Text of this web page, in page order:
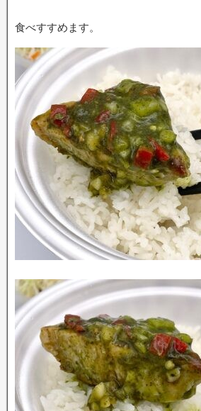
食べすすめます。